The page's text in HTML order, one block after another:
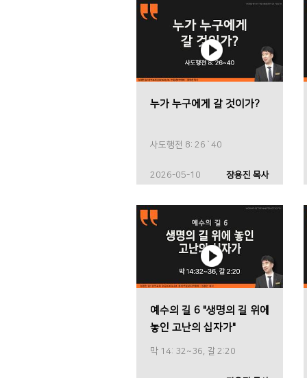
누가 누구에게 갈 것이가?
사도행전 8: 26`40
2026-05-10 장용진 목사
예수의 길 6 "생명의 길 위에
놓인 고난의 십자가"
막 14: 32~36, 갈 2:20